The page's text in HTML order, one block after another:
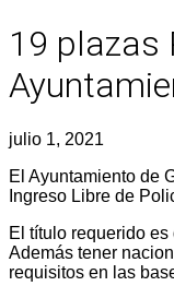
19 plazas
julio 1, 2021
El Ayuntamiento de
Ingreso Libre de
El título requerido
Además tener
requisitos en las